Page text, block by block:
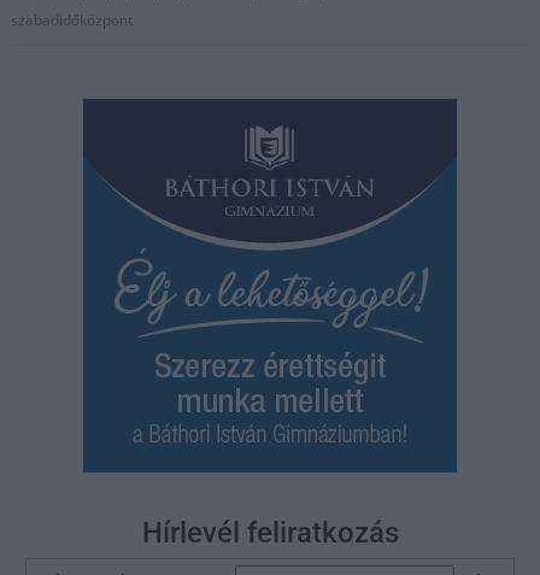
szabadidőközpont
Hírlevél feliratkozás